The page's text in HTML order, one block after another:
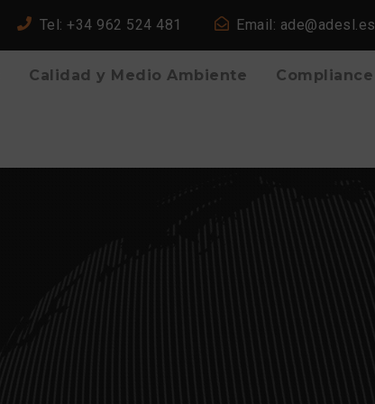
Tel: +34 962 524 481 Email: ade@adesl.es
Calidad y Medio Ambiente Compliance